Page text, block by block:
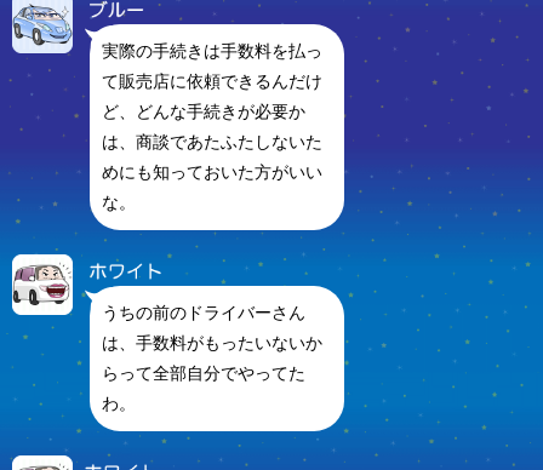
実際の手続きは手数料を払っ
て販売店に依頼できるんだけ
ど、どんな手続きが必要か
は、商談であたふたしないた
めにも知っておいた方がいい
な。
うちの前のドライバーさん
は、手数料がもったいないか
らって全部自分でやってた
わ。